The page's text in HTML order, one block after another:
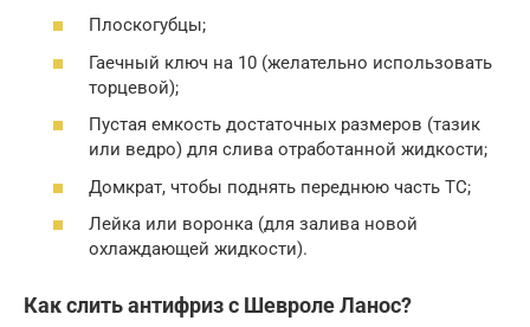
Плоскогубцы;
Гаечный ключ на 10 (желательно использовать
торцевой);
Пустая емкость достаточных размеров (тазик
или ведро) для слива отработанной жидкости;
Домкрат, чтобы поднять переднюю часть ТС;
Лейка или воронка (для залива новой
охлаждающей жидкости).
Как слить антифриз с Шевроле Ланос?